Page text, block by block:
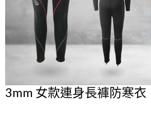
3mm 女款連身長褲防寒衣